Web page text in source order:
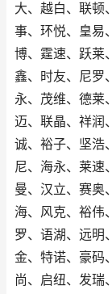
大、越白、联顿
事、环悦、皇易
博、霆速、跃莱
鑫、时友、尼罗
永、茂维、德莱
迈、联晶、祥润
诚、裕子、坚浩
尼、海永、莱速
曼、汉立、赛奥
海、风克、裕伟
罗、语湖、远明
金、特诺、豪码
尚、启纽、发瑞